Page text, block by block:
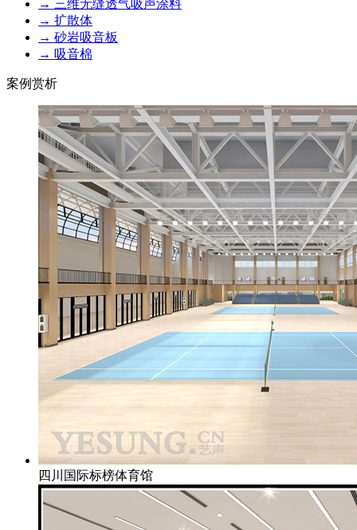
→ 三维无缝透气吸声涂料
→ 扩散体
→ 砂岩吸音板
→ 吸音棉
案例赏析
四川国际标榜体育馆